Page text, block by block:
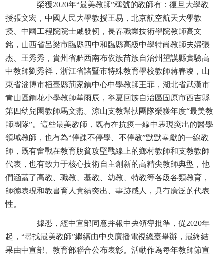
榮獲2020年“最美教師”稱號的教師有：復旦大學教
授張文宏，中國人民大學教授王易，北京航空航天大學教
授、中國工程院院士戚發軔，長春職業技術學院教師高文
銘，山西省呂梁市臨縣四中和臨縣高級中學特崗教師夫婦張
杰、王秀秀，貴州省黔西南布依族苗族自治州望謨縣實驗高
中教師劉秀祥，浙江省諸暨市特殊教育學校教師蔣春凌，山
東省淄博市桓臺縣荊家鎮中心中學教師王菲，湖北省武漢市
青山區鋼花小學教師華雨辰，寧夏回族自治區固原市西吉縣
第四幼兒園教師馬文燕。涼山支教幫扶團隊榮獲年度“最美教
師團隊”。這些最美教師，既有在抗疫一線中表現突出的醫學
領域教師，也有為“停課不停學、不停教”默默奉獻的一線教
師，既有奮戰在教育脫貧攻堅戰線上的鄉村教師和支教教師
代表，也有致力于核心技術自主創新的高精尖教師典型，他
們涵蓋了高教、職教、基教、幼教、特教等各級各類教育，
師德表現和教書育人實績突出、事跡感人，具有廣泛的代表
性。
據悉，經中宣部同意并報中央領導批準，從2020年
起，“尋找最美教師”繼續由中央廣播電視總臺舉辦，最終結
果由中宣部、教育部聯合公布表彰。活動作為每年教師節宣